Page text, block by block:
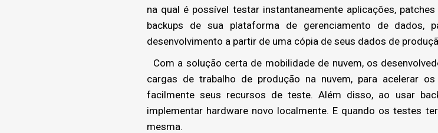
na qual é possível testar instantaneamente aplicações,
backups de sua plataforma de gerenciamento de dados,
desenvolvimento a partir de uma cópia de seus dados de
Com a solução certa de mobilidade de nuvem, os
cargas de trabalho de produção na nuvem, para acelerar
facilmente seus recursos de teste. Além disso, ao usar
implementar hardware novo localmente. E quando os testes
mesma.